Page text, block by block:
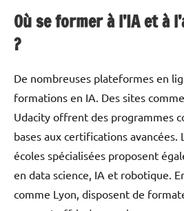
Où se former à l’IA et à
?
De nombreuses plateformes en
formations en IA. Des sites
Udacity offrent des programmes
bases aux certifications avancées.
écoles spécialisées proposent
en data science, IA et robotique.
comme Lyon, disposent de